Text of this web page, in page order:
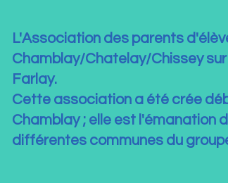
L'Association des parents
Chamblay/Chatelay/Chissey
Farlay.
Cette association a été crée
Chamblay ; elle est l'émanation
différentes communes du